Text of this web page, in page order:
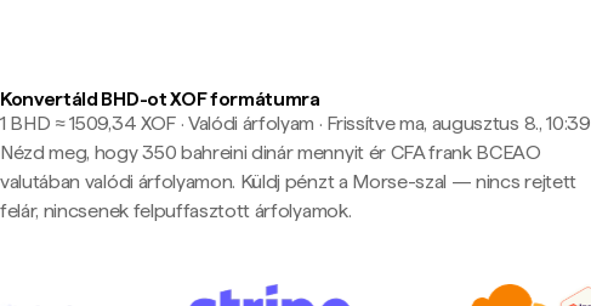
Konvertáld BHD-ot XOF formátumra
1 BHD ≈ 1509,34 XOF · Valódi árfolyam · Frissítve ma, augusztus 8., 10:39
Nézd meg, hogy 350 bahreini dinár mennyit ér CFA frank BCEAO
valutában valódi árfolyamon. Küldj pénzt a Morse-szal — nincs rejtett
felár, nincsenek felpuffasztott árfolyamok.